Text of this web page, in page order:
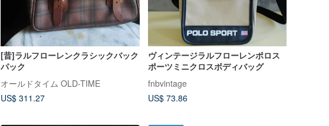
[昔]ラルフローレンクラシックバック
パック
オールドタイム OLD-TIME
US$ 311.27
ヴィンテージラルフローレンポロス
ポーツミニクロスボディバッグ
fnbvintage
US$ 73.86